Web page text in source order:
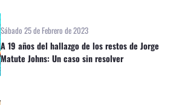
Sábado 25 de Febrero de 2023
A 19 años del hallazgo de los restos de Jorge
Matute Johns: Un caso sin resolver